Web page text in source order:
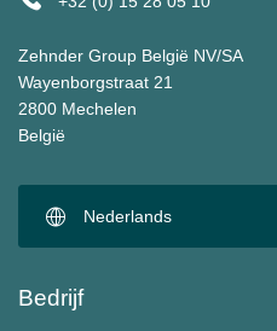
Zehnder Group België NV/SA
Wayenborgstraat 21
2800 Mechelen
België
Nederlands
Bedrijf